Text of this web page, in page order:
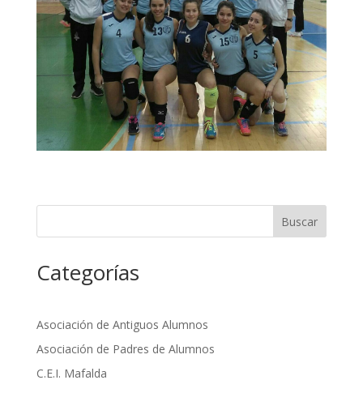
Buscar
Categorías
Asociación de Antiguos Alumnos
Asociación de Padres de Alumnos
C.E.I. Mafalda